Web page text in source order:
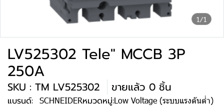
1/1
LV525302 Tele" MCCB 3P
250A
SKU : TM LV525302 ขายแล้ว 0 ชิ้น
แบรนด์: SCHNEIDERหมวดหมู่:Low Voltage (ระบบแรงดันต่ำ)